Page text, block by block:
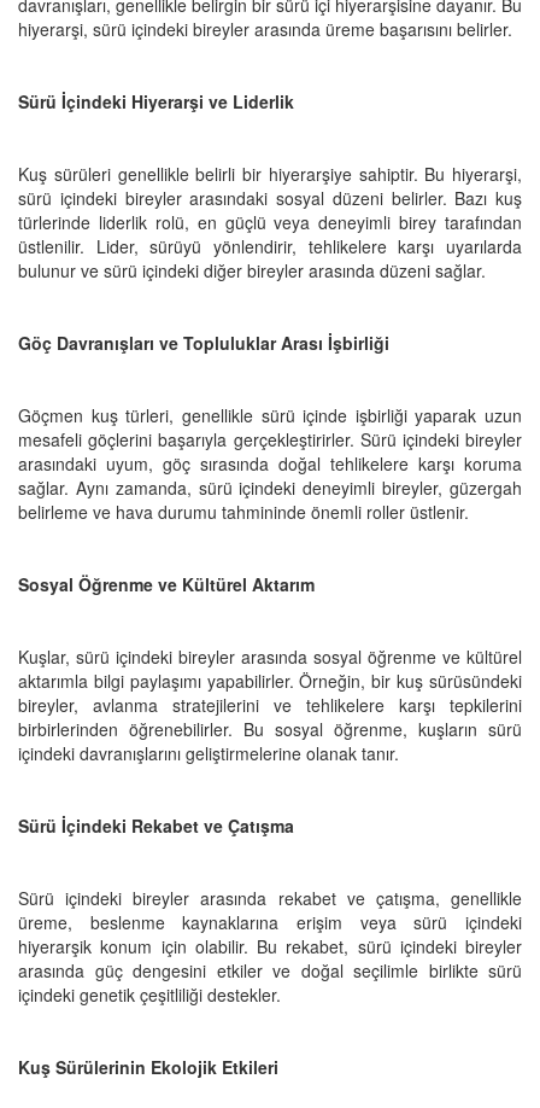
hiyerarşi, sürü içindeki bireyler arasında üreme başarısını belirler.
Sürü İçindeki Hiyerarşi ve Liderlik
Kuş sürüleri genellikle belirli bir hiyerarşiye sahiptir. Bu hiyerarşi,
sürü içindeki bireyler arasındaki sosyal düzeni belirler. Bazı kuş
türlerinde liderlik rolü, en güçlü veya deneyimli birey tarafından
üstlenilir. Lider, sürüyü yönlendirir, tehlikelere karşı uyarılarda
bulunur ve sürü içindeki diğer bireyler arasında düzeni sağlar.
Göç Davranışları ve Topluluklar Arası İşbirliği
Göçmen kuş türleri, genellikle sürü içinde işbirliği yaparak uzun
mesafeli göçlerini başarıyla gerçekleştirirler. Sürü içindeki bireyler
arasındaki uyum, göç sırasında doğal tehlikelere karşı koruma
sağlar. Aynı zamanda, sürü içindeki deneyimli bireyler, güzergah
belirleme ve hava durumu tahmininde önemli roller üstlenir.
Sosyal Öğrenme ve Kültürel Aktarım
Kuşlar, sürü içindeki bireyler arasında sosyal öğrenme ve kültürel
aktarımla bilgi paylaşımı yapabilirler. Örneğin, bir kuş sürüsündeki
bireyler, avlanma stratejilerini ve tehlikelere karşı tepkilerini
birbirlerinden öğrenebilirler. Bu sosyal öğrenme, kuşların sürü
içindeki davranışlarını geliştirmelerine olanak tanır.
Sürü İçindeki Rekabet ve Çatışma
Sürü içindeki bireyler arasında rekabet ve çatışma, genellikle
üreme, beslenme kaynaklarına erişim veya sürü içindeki
hiyerarşik konum için olabilir. Bu rekabet, sürü içindeki bireyler
arasında güç dengesini etkiler ve doğal seçilimle birlikte sürü
içindeki genetik çeşitliliği destekler.
Kuş Sürülerinin Ekolojik Etkileri